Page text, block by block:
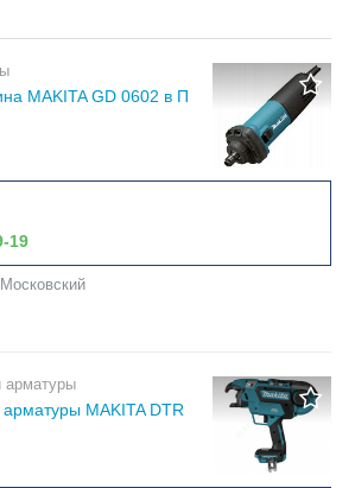
MAKITA GD 0602 в П
19
арматуры
арматуры MAKITA DTR